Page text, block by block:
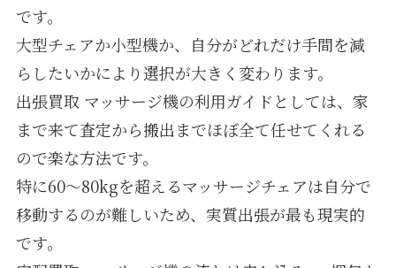
です。
大型チェアか小型機か、自分がどれだけ手間を減
らしたいかにより選択が大きく変わります。
出張買取 マッサージ機の利用ガイドとしては、家
まで来て査定から搬出までほぼ全て任せてくれる
ので楽な方法です。
特に60〜80kgを超えるマッサージチェアは自分で
移動するのが難しいため、実質出張が最も現実的
です。